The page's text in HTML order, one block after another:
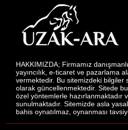
HAKKIMIZDA; Firmamız
yayıncılık, e-ticaret ve pazarlama
vermektedir. Bu sitemizdeki bilgiler
olarak güncellenmektedir. Sitede
özel yöntemlerle hazırlanmaktadır
sunulmaktadır. Sitemizde asla
bahis oynatılmaz, oynanması